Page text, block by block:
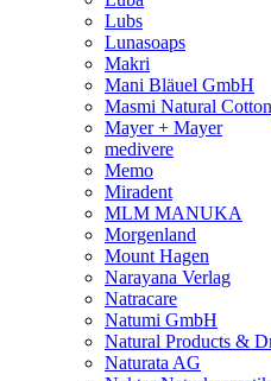
Lubs
Lunasoaps
Makri
Mani Bläuel GmbH
Masmi Natural Cotton
Mayer + Mayer
medivere
Memo
Miradent
MLM MANUKA
Morgenland
Mount Hagen
Narayana Verlag
Natracare
Natumi GmbH
Natural Products &
Naturata AG